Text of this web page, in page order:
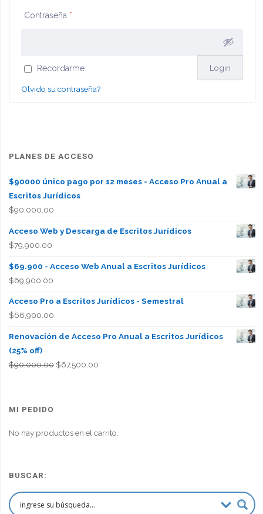
Contraseña *
Recordarme
Olvido su contraseña?
PLANES DE ACCESO
$90000 único pago por 12 meses - Acceso Pro Anual a
Escritos Jurídicos
$90,000.00
Acceso Web y Descarga de Escritos Jurídicos
$79,900.00
$69.900 - Acceso Web Anual a Escritos Jurídicos
$69,900.00
Acceso Pro a Escritos Jurídicos - Semestral
$68,900.00
Renovación de Acceso Pro Anual a Escritos Jurídicos
(25% off)
$90,000.00 El
$67,500.00El
MI PEDIDO
No hay productos en el carrito.
BUSCAR: